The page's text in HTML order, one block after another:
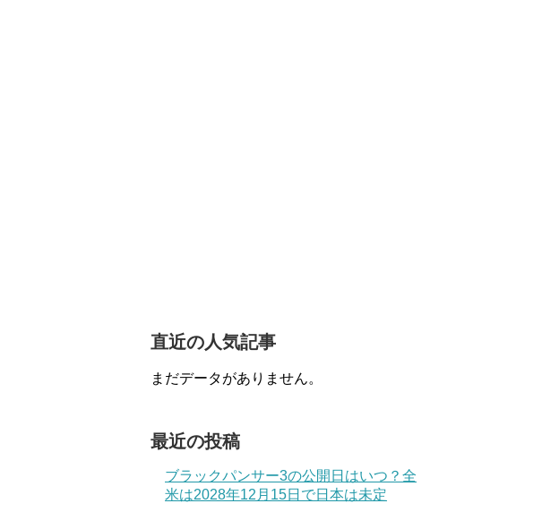
直近の人気記事
まだデータがありません。
最近の投稿
ブラックパンサー3の公開日はいつ？全
米は2028年12月15日で日本は未定